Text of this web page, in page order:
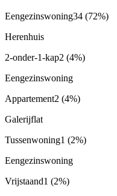
Eengezinswoning34 (72%)
Herenhuis
2-onder-1-kap2 (4%)
Eengezinswoning
Appartement2 (4%)
Galerijflat
Tussenwoning1 (2%)
Eengezinswoning
Vrijstaand1 (2%)